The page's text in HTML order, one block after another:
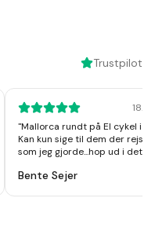
Trustpilot
"Mallorca rundt på El cykel i
Kan kun sige til dem der rejser
som jeg gjorde...hop ud i det, I
mennesker, omgivelser og
Bente Sejer